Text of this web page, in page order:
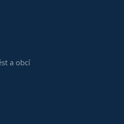
a obcí